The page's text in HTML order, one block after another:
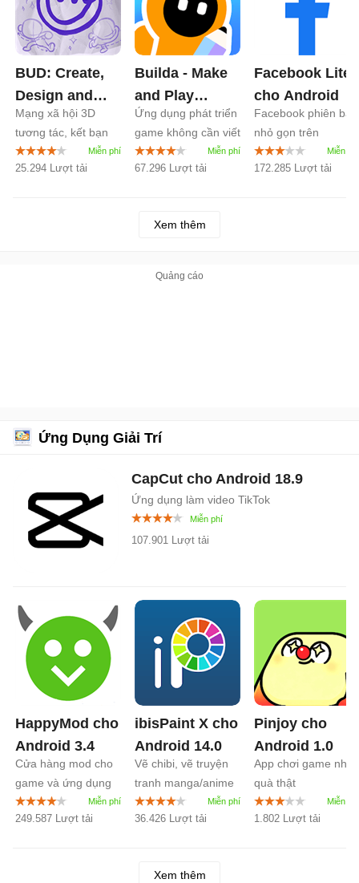
BUD: Create,
Design and
Play cho
Android2.3
Mạng xã hội 3D
tương tác, kết bạn
và sáng tạo
25.294 Lượt tải
Builda - Make
and Play
Games cho
Android1.78
Ứng dụng phát triển
game không cần viết
mã
67.296 Lượt tải
Facebook Lite
cho Android
Facebook phiên bản
nhỏ gọn trên
Android
172.285 Lượt tải
Xem thêm
Ứng Dụng Giải Trí
CapCut cho Android 18.9
Ứng dụng làm video TikTok
107.901 Lượt tải
HappyMod cho
Android 3.4
Cửa hàng mod cho
game và ứng dụng
Android
249.587 Lượt tải
ibisPaint X cho
Android 14.0
Vẽ chibi, vẽ truyện
tranh manga/anime
miễn phí
36.426 Lượt tải
Pinjoy cho
Android 1.0
App chơi game nhận
quà thật
1.802 Lượt tải
Xem thêm